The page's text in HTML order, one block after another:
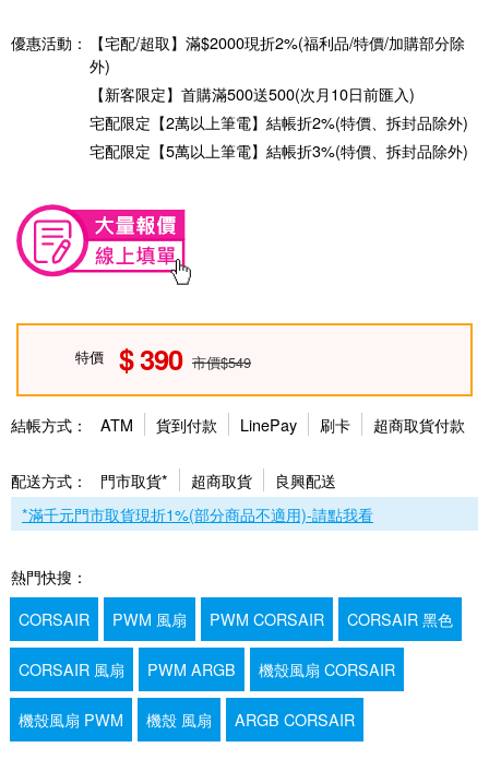
優惠活動：
【宅配/超取】滿$2000現折2%(福利品/特價/加購部分除
外)
【新客限定】首購滿500送500(次月10日前匯入)
宅配限定【2萬以上筆電】結帳折2%(特價、拆封品除外)
宅配限定【5萬以上筆電】結帳折3%(特價、拆封品除外)
特價 390 市價$549
結帳方式： ATM 貨到付款 LinePay 刷卡 超商取貨付款
配送方式： 門市取貨* 超商取貨
良興配送
*滿千元門市取貨現折1%(部分商品不適用)-請點我看
熱門快搜：
CORSAIR
PWM 風扇 PWM CORSAIR CORSAIR 黑色
CORSAIR 風扇 PWM ARGB 機殼風扇 CORSAIR
機殼風扇 PWM 機殼 風扇 ARGB CORSAIR